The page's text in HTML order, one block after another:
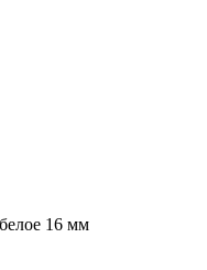
16 мм